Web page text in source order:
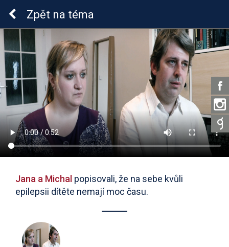
Epilepsie u dětí
Zpět na téma
Jana a Michal popisovali, že na sebe kvůli
epilepsii dítěte nemají moc času.